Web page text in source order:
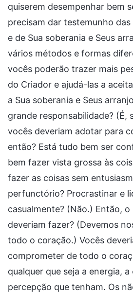
quiserem desempenhar bem
precisam dar testemunho
e de Sua soberania e Seus
vários métodos e formas
vocês poderão trazer mais
do Criador e ajudá-las a
a Sua soberania e Seus
grande responsabilidade? (É,
vocês deveriam adotar para
então? Está tudo bem ser
bem fazer vista grossa às
fazer as coisas sem
perfunctório? Procrastinar e
casualmente? (Não.) Então, o
deveriam fazer? (Devemos
todo o coração.) Vocês
comprometer de todo o
qualquer que seja a energia,
percepção que tenham. Os